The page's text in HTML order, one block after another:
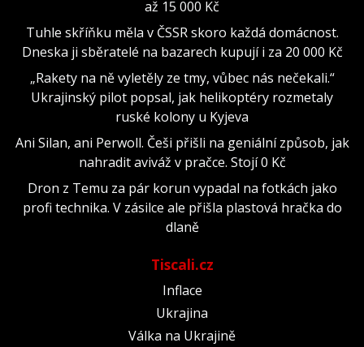
až 15 000 Kč
Tuhle skříňku měla v ČSSR skoro každá domácnost.
Dneska ji sběratelé na bazarech kupují i za 20 000 Kč
„Rakety na ně vyletěly ze tmy, vůbec nás nečekali.“
Ukrajinský pilot popsal, jak helikoptéry rozmetaly
ruské kolony u Kyjeva
Ani Silan, ani Perwoll. Češi přišli na geniální způsob, jak
nahradit aviváž v pračce. Stojí 0 Kč
Dron z Temu za pár korun vypadal na fotkách jako
profi technika. V zásilce ale přišla plastová hračka do
dlaně
Tiscali.cz
Inflace
Ukrajina
Válka na Ukrajině